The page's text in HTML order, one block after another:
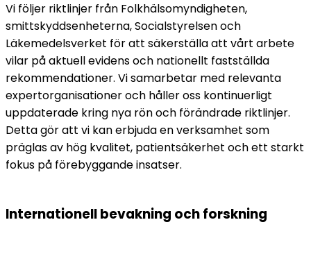
Vi följer riktlinjer från Folkhälsomyndigheten,
smittskyddsenheterna, Socialstyrelsen och
Läkemedelsverket för att säkerställa att vårt arbete
vilar på aktuell evidens och nationellt fastställda
rekommendationer. Vi samarbetar med relevanta
expertorganisationer och håller oss kontinuerligt
uppdaterade kring nya rön och förändrade riktlinjer.
Detta gör att vi kan erbjuda en verksamhet som
präglas av hög kvalitet, patientsäkerhet och ett starkt
fokus på förebyggande insatser.
Internationell bevakning och forskning